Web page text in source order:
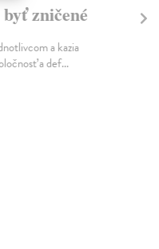
zničené
a kazia
a def...